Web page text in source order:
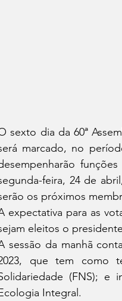
sexto dia da 60ª
marcado, no
feira, 24 de
os próximos
expectativa para as
eleitos o
sessão da manhã
que tem como
(FNS); e
Integral.